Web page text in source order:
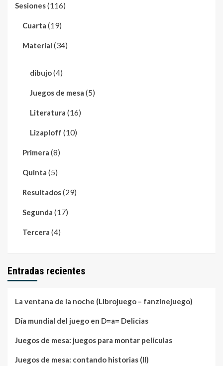
Sesiones(116)
Cuarta (19)
Material (34)
dibujo(4)
Juegos de mesa (5)
Literatura (16)
Lizaploff (10)
Primera (8)
Quinta (5)
Resultados(29)
Segunda (17)
Tercera (4)
Entradas recientes
La ventana de la noche (Librojuego – fanzinejuego)
Día mundial del juego en D=a= Delicias
Juegos de mesa: juegos para montar películas
Juegos de mesa: contando historias (II)